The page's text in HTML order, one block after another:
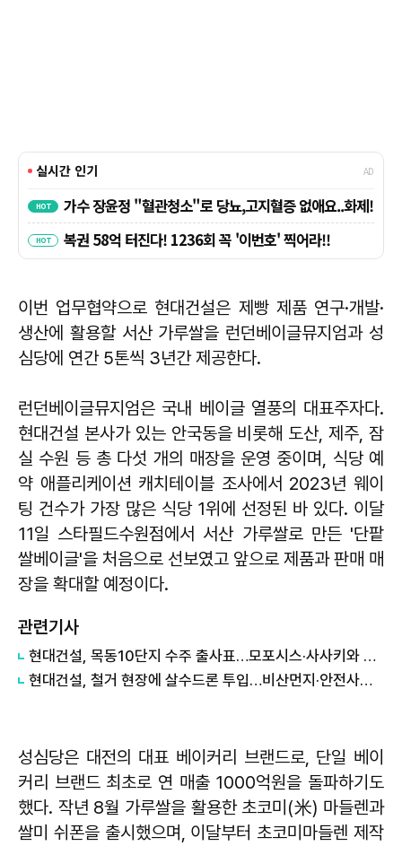
이번 업무협약으로 현대건설은 제빵 제품 연구·개발·
생산에 활용할 서산 가루쌀을 런던베이글뮤지엄과 성
심당에 연간 5톤씩 3년간 제공한다.
런던베이글뮤지엄은 국내 베이글 열풍의 대표주자다.
현대건설 본사가 있는 안국동을 비롯해 도산, 제주, 잠
실 수원 등 총 다섯 개의 매장을 운영 중이며, 식당 예
약 애플리케이션 캐치테이블 조사에서 2023년 웨이
팅 건수가 가장 많은 식당 1위에 선정된 바 있다. 이달
11일 스타필드수원점에서 서산 가루쌀로 만든 '단팥
쌀베이글'을 처음으로 선보였고 앞으로 제품과 판매 매
장을 확대할 예정이다.
관련기사
현대건설, 목동10단지 수주 출사표…모포시스·사사키와 협업
현대건설, 철거 현장에 살수드론 투입…비산먼지·안전사고 줄인다
성심당은 대전의 대표 베이커리 브랜드로, 단일 베이
커리 브랜드 최초로 연 매출 1000억원을 돌파하기도
했다. 작년 8월 가루쌀을 활용한 초코미(米) 마들렌과
쌀미 쉬폰을 출시했으며, 이달부터 초코미마들렌 제작